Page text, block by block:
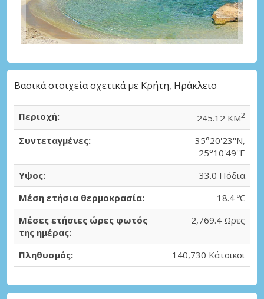
Βασικά στοιχεία σχετικά με Κρήτη, Ηράκλειο
Περιοχή: 245.12 KM2
Συντεταγμένες:
35°20'23''N,
25°10'49''E
Υψος:
33.0 Πόδια
Μέση ετήσια θερμοκρασία:
18.4 ºC
Μέσες ετήσιες ώρες φωτός
της ημέρας:
2,769.4 Ωρες
Πληθυσμός: 140,730 Κάτοικοι